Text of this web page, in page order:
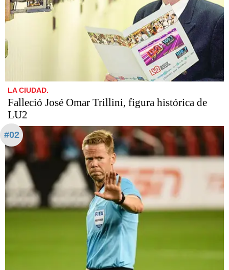
LA CIUDAD.
Falleció José Omar Trillini, figura histórica de
LU2
#02